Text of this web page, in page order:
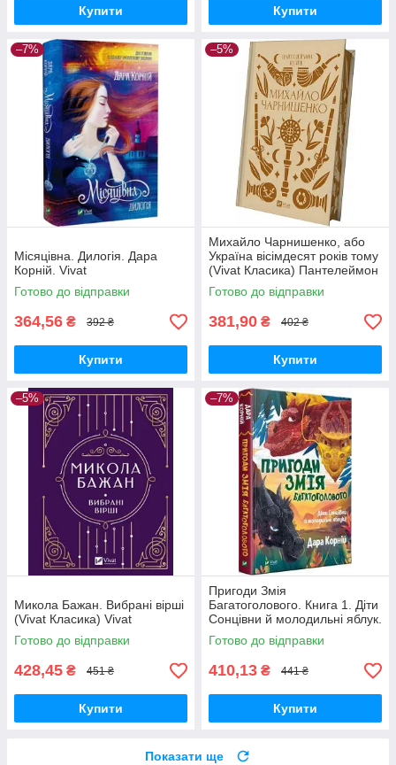
Купити Купити
–7%
Місяцівна. Дилогія. Дара
Корній. Vivat
Готово до відправки
364,56 ₴ 392 ₴
Купити
–5%
Михайло Чарнишенко, або
Україна вісімдесят років тому
(Vivat Класика) Пантелеймон
Куліш, Василь Івашків. Vivat
Готово до відправки
381,90 ₴ 402 ₴
Купити
–5%
Микола Бажан. Вибрані вірші
(Vivat Класика) Vivat
Готово до відправки
428,45 ₴ 451 ₴
Купити
–7%
Пригоди Змія
Багатоголового. Книга 1. Діти
Сонцівни й молодильні яблук.
Vivat
Готово до відправки
410,13 ₴ 441 ₴
Купити
Показати ще